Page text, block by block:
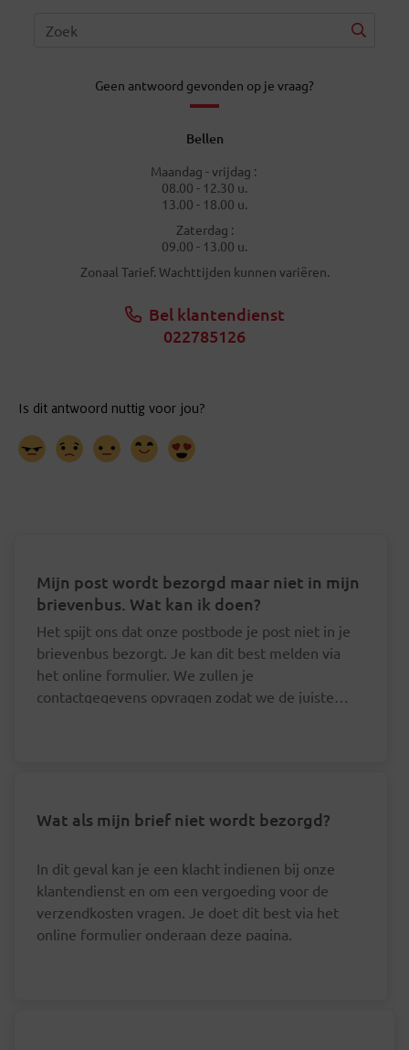
Geen antwoord gevonden op je vraag?
Bellen
Maandag - vrijdag :
08.00 - 12.30 u.
13.00 - 18.00 u.
Zaterdag :
09.00 - 13.00 u.
Zonaal Tarief. Wachttijden kunnen variëren.
Bel klantendienst
022785126
Mijn post wordt bezorgd maar niet in mijn
brievenbus. Wat kan ik doen?
Het spijt ons dat onze postbode je post niet in je
brievenbus bezorgt. Je kan dit best melden via
het online formulier. We zullen je
contactgegevens opvragen zodat we de juiste
Wat als mijn brief niet wordt bezorgd?
In dit geval kan je een klacht indienen bij onze
klantendienst en om een vergoeding voor de
verzendkosten vragen. Je doet dit best via het
online formulier onderaan deze pagina.